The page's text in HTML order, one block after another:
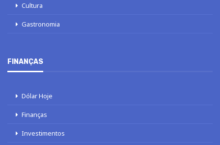
Cultura
Gastronomia
FINANÇAS
Dólar Hoje
Finanças
Investimentos